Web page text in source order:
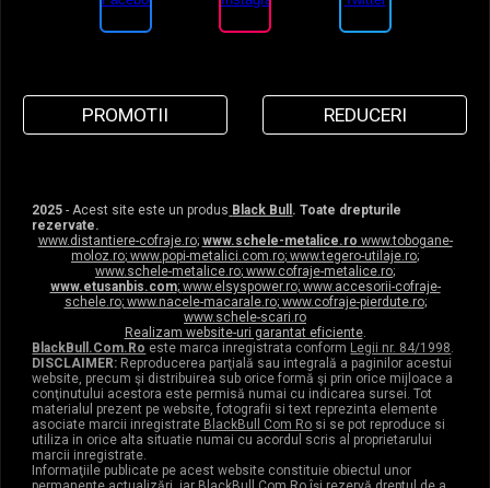
PROMOTII REDUCERI
2025 - Acest site este un produs Black Bull . Toate drepturile
rezervate.
www.distantiere-cofraje.ro; www.schele-metalice.ro www.tobogane-
moloz.ro; www.popi-metalici.com.ro; www.tegero-utilaje.ro;
www.schele-metalice.ro; www.cofraje-metalice.ro;
www.etusanbis.com; www.elsyspower.ro;www.accesorii-cofraje-
schele.ro; www.nacele-macarale.ro; www.cofraje-pierdute.ro;
www.schele-scari.ro
Realizam website-uri garantat eficiente.
BlackBull.Com.Ro este marca inregistrata conform Legii nr. 84/1998.
DISCLAIMER: Reproducerea parţială sau integrală a paginilor acestui
website, precum şi distribuirea sub orice formă şi prin orice mijloace a
conţinutului acestora este permisă numai cu indicarea sursei. Tot
materialul prezent pe website, fotografii si text reprezinta elemente
asociate marcii inregistrate BlackBull Com Ro si se pot reproduce si
utiliza in orice alta situatie numai cu acordul scris al proprietarului
marcii inregistrate.
Informaţiile publicate pe acest website constituie obiectul unor